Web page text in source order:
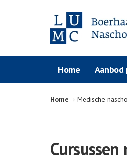
Home Aanbod
Home Medische